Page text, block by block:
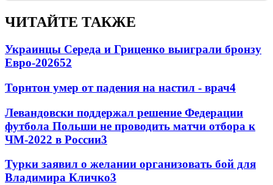
ЧИТАЙТЕ ТАКЖЕ
Украинцы Середа и Гриценко выиграли бронзу
Евро-202652
Торнтон умер от падения на настил - врач4
Левандовски поддержал решение Федерации
футбола Польши не проводить матчи отбора к
ЧМ-2022 в России3
Турки заявил о желании организовать бой для
Владимира Кличко3